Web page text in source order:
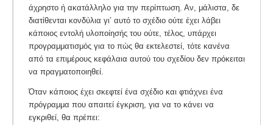
άχρηστο ή ακατάλληλο για την περίπτωση. Αν, μάλιστα, δε
διατίθενται κονδύλια γι’ αυτό το σχέδιο ούτε έχει λάβει
κάποιος εντολή υλοποίησής του ούτε, τέλος, υπάρχει
προγραμματισμός για το πώς θα εκτελεστεί, τότε κανένα
από τα επιμέρους κεφάλαια αυτού του σχεδίου δεν πρόκειται
να πραγματοποιηθεί.
Όταν κάποιος έχει σκεφτεί ένα σχέδιο και φτιάχνει ένα
πρόγραμμα που απαιτεί έγκριση, για να το κάνει να
εγκριθεί, θα πρέπει: